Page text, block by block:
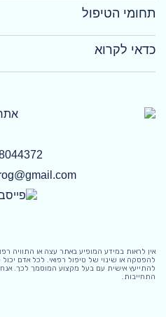
תחומי הטיפול
כדאי לקרוא
אין לראות במידע המופיע באתר עצה או התוויה
להפסקה או שינוי של טיפול רפואי. לכל אדם
להתייעץ אישית עם בעל מקצוע המוסמך לכך.
התחייבות.